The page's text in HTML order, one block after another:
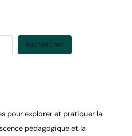
Rechercher
pour explorer et pratiquer la
pédagogique et la